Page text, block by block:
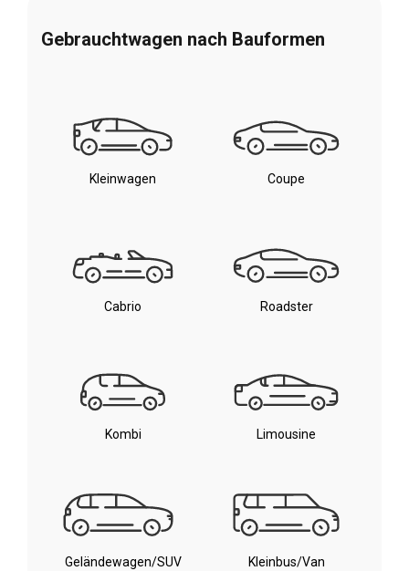
Gebrauchtwagen nach Bauformen
Kleinwagen Coupe
Cabrio Roadster
Kombi Limousine
Geländewagen/SUV Kleinbus/Van